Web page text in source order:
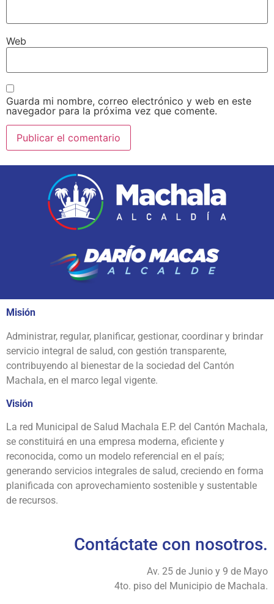
Web
Guarda mi nombre, correo electrónico y web en este
navegador para la próxima vez que comente.
Misión
Administrar, regular, planificar, gestionar, coordinar y brindar
servicio integral de salud, con gestión transparente,
contribuyendo al bienestar de la sociedad del Cantón
Machala, en el marco legal vigente.
Visión
La red Municipal de Salud Machala E.P. del Cantón Machala,
se constituirá en una empresa moderna, eficiente y
reconocida, como un modelo referencial en el país;
generando servicios integrales de salud, creciendo en forma
planificada con aprovechamiento sostenible y sustentable
de recursos.
Contáctate con nosotros.
Av. 25 de Junio y 9 de Mayo
4to. piso del Municipio de Machala.